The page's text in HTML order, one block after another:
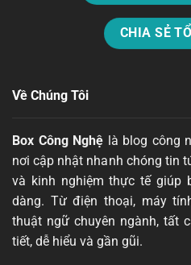
CHIA SẺ
Về Chúng Tôi
Box Công Nghệ là blog công
nơi cập nhật nhanh chóng tin
và kinh nghiệm thực tế giúp
dàng. Từ điện thoại, máy
thuật ngữ chuyên ngành, tất
tiết, dễ hiểu và gần gũi.